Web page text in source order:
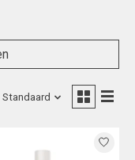
Standaard